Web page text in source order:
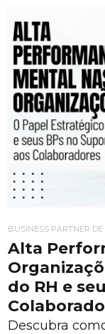
BUSINESS PARTNER DE
Alta
do RH e
Descubra